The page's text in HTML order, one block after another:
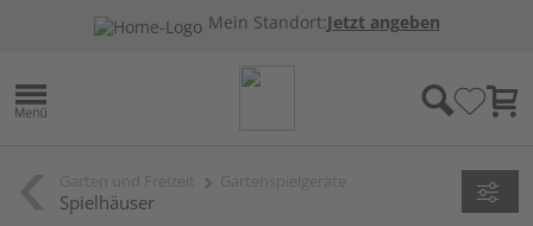
Mein Standort:Jetzt angeben
Spielhäuser